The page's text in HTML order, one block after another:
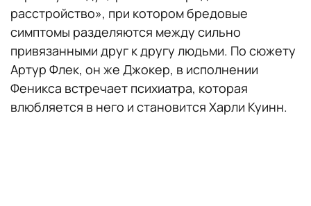
расстройство», при котором бредовые
симптомы разделяются между сильно
привязанными друг к другу людьми. По сюжету
Артур Флек, он же Джокер, в исполнении
Феникса встречает психиатра, которая
влюбляется в него и становится Харли Куинн.